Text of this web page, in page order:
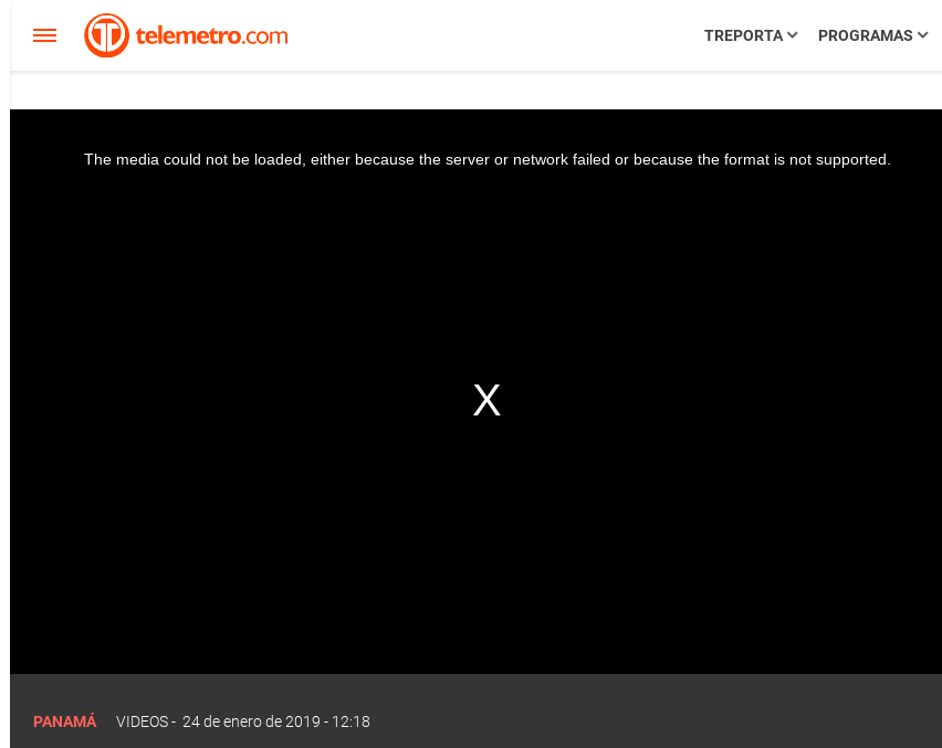
TREPORTA PROGRAMAS
The media could not be loaded, either because the server or network failed or because the format is not supported.
PANAMÁ VIDEOS- 24 de enero de 2019 - 12:18